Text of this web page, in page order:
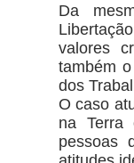
Da
valores
também
dos
O caso
na Terra
pessoas